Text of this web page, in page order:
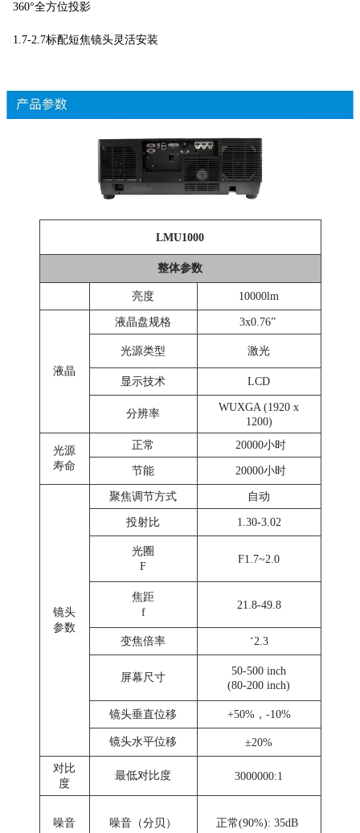
360°全方位投影
1.7-2.7标配短焦镜头灵活安装
LMU1000
整体参数
亮度 10000lm
液晶
液晶盘规格 3x0.76”
光源类型 激光
显示技术 LCD
分辨率
WUXGA (1920 x
1200)
光源
寿命
正常 20000小时
节能 20000小时
镜头
参数
聚焦调节方式 自动
投射比 1.30-3.02
光圈
F
F1.7~2.0
焦距
f
21.8-49.8
变焦倍率 ‘2.3
屏幕尺寸
50-500 inch
(80-200 inch)
镜头垂直位移 +50%，-10%
镜头水平位移 ±20%
对比
度
最低对比度 3000000:1
噪音 噪音（分贝） 正常(90%): 35dB